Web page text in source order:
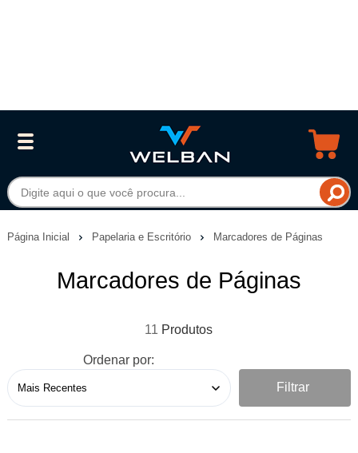
Página Inicial Papelaria e Escritório Marcadores de Páginas
Marcadores de Páginas
11
Ordenar por:
Filtrar